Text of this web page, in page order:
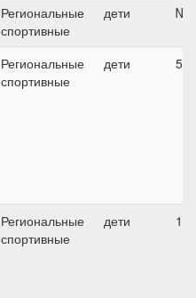
Региональные
спортивные
дети
Региональные
спортивные
дети 5,
Региональные
спортивные
дети